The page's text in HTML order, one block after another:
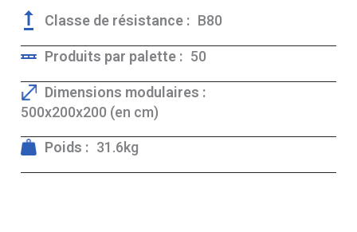
Classe de résistance : B80
Produits par palette : 50
Dimensions modulaires :
500x200x200 (en cm)
Poids : 31.6kg